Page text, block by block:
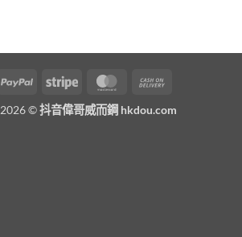
PayPal Stripe MasterCard
Delivery
©抖音偉哥威而鋼 hkdou.com